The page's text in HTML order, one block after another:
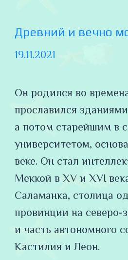
Древний и вечно
19.11.2021
Он родился во
прославился
а потом старейшим в
университетом,
веке. Он стал
Меккой в XV и XVI
Саламанка, столица
провинции на северо-
и часть автономного
Кастилия и Леон.